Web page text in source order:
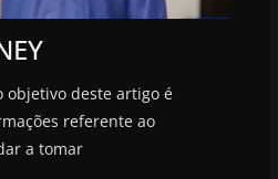
objetivo deste artigo é
referente ao
a tomar